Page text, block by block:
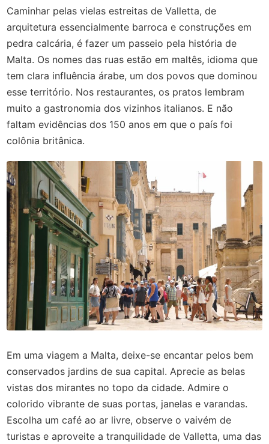
Caminhar pelas vielas estreitas de Valletta, de
arquitetura essencialmente barroca e construções em
pedra calcária, é fazer um passeio pela história de
Malta. Os nomes das ruas estão em maltês, idioma que
tem clara influência árabe, um dos povos que dominou
esse território. Nos restaurantes, os pratos lembram
muito a gastronomia dos vizinhos italianos. E não
faltam evidências dos 150 anos em que o país foi
colônia britânica.
Em uma viagem a Malta, deixe-se encantar pelos bem
conservados jardins de sua capital. Aprecie as belas
vistas dos mirantes no topo da cidade. Admire o
colorido vibrante de suas portas, janelas e varandas.
Escolha um café ao ar livre, observe o vaivém de
turistas e aproveite a tranquilidade de Valletta, uma das